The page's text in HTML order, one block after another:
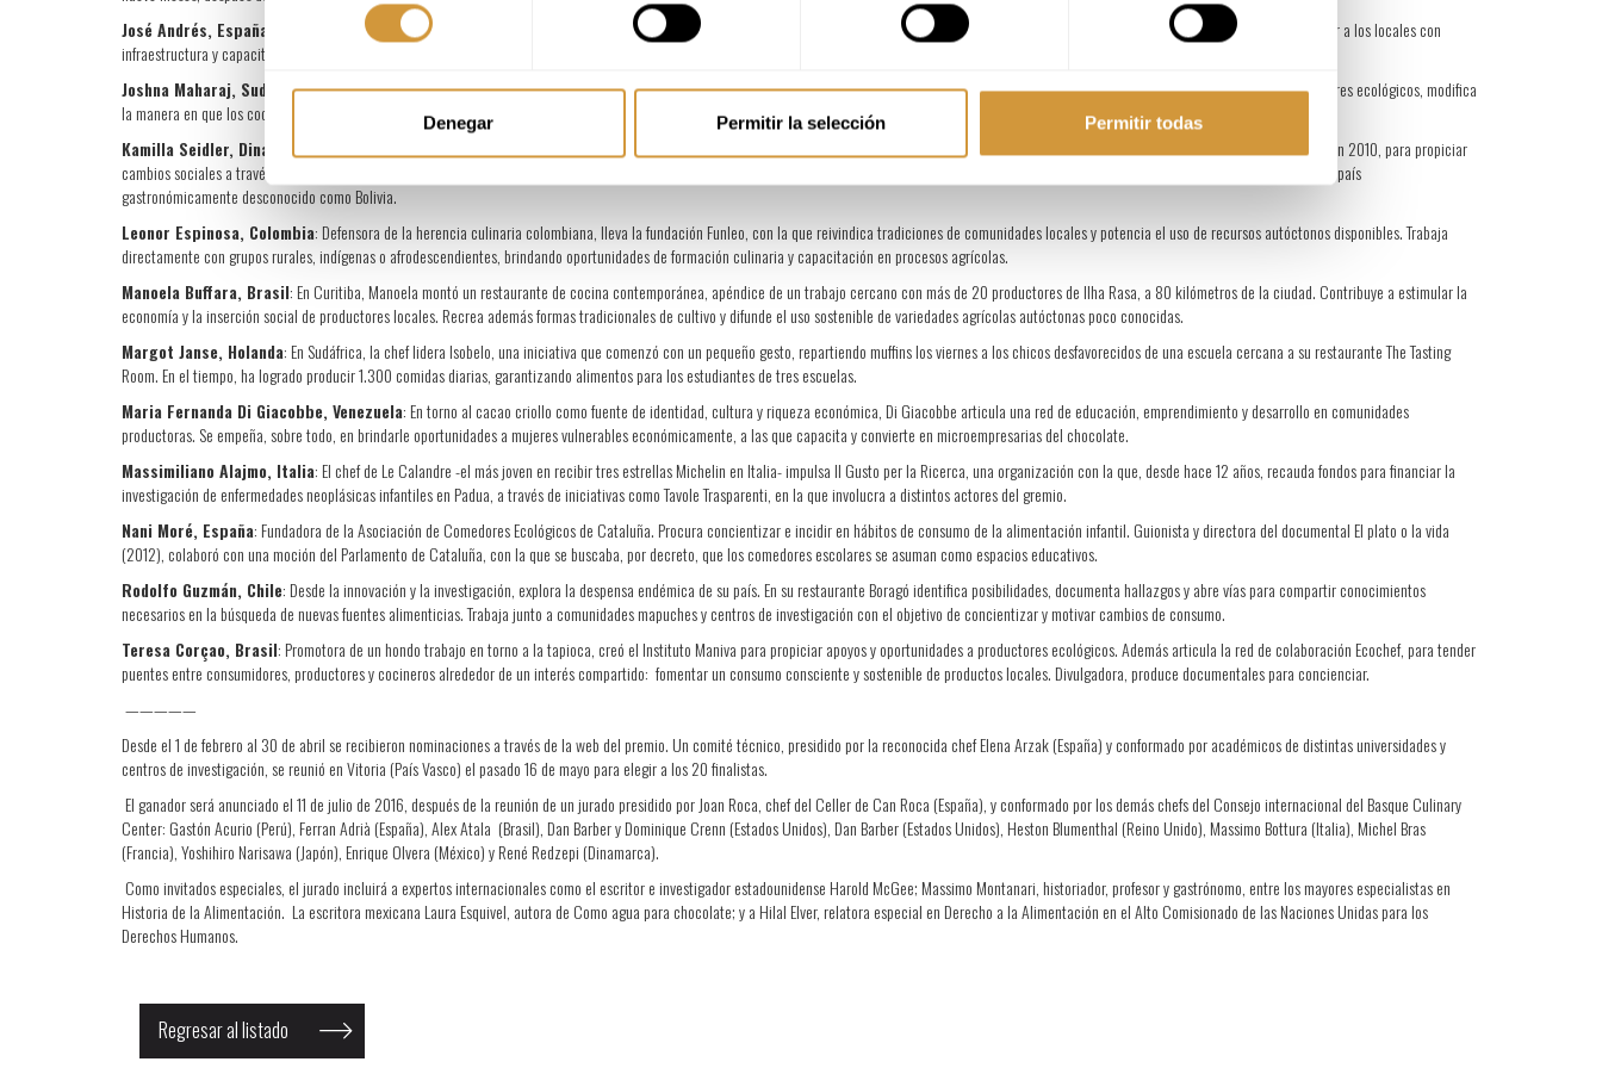
consentimiento
Denegar Permitir la selección Permitir todas
José Andrés, España/Estados Unidos
: Después de que el terremoto impactara en Haití, 2010, José Andrés lanzó World Central Kitchen, aprovechando la experiencia de su red de cocineros para apoyar a los locales con
infraestructura y capacitación para atender temas alimenticios y sanitarios en escuelas, además de organizar talleres para potenciar el nivel de quienes trabajan en la restauración.
Joshna Maharaj, Sudáfrica/Canadá: Activista abocada a la alimentación en hospitales, trabaja en el rediseño de sistemas que puedan asegurarle mejores comidas a los pacientes. Involucra a proveedores ecológicos, modifica
la manera en que los cocineros asumen su oficio en las clínicas y cambia los códigos de servicio promoviendo cambios en las políticas públicas del sector.
Kamilla Seidler, Dinamarca y Michelangelo Cestari, Venezuela
: Conforman el tandem elegido por Claus Mayer para llevar hasta La Paz a su organización Melting Pot, la cual creó en Dinamarca, en 2010, para propiciar
cambios sociales a través de la gastronomía. Abrieron Gustu, un restaurante escuela con el que forman a pequeños grupos de jóvenes excluidos socialmente; a la vez que exploran y difunden la riqueza de un país
gastronómicamente desconocido como Bolivia.
Leonor Espinosa, Colombia: Defensora de la herencia culinaria colombiana, lleva la fundación Funleo, con la que reivindica tradiciones de comunidades locales y potencia el uso de recursos autóctonos disponibles. Trabaja
directamente con grupos rurales, indígenas o afrodescendientes, brindando oportunidades de formación culinaria y capacitación en procesos agrícolas.
Manoela Buffara, Brasil: En Curitiba, Manoela montó un restaurante de cocina contemporánea, apéndice de un trabajo cercano con más de 20 productores de Ilha Rasa, a 80 kilómetros de la ciudad. Contribuye a estimular la
economía y la inserción social de productores locales. Recrea además formas tradicionales de cultivo y difunde el uso sostenible de variedades agrícolas autóctonas poco conocidas.
Margot Janse, Holanda: En Sudáfrica, la chef lidera Isobelo, una iniciativa que comenzó con un pequeño gesto, repartiendo muffins los viernes a los chicos desfavorecidos de una escuela cercana a su restaurante The Tasting
Room. En el tiempo, ha logrado producir 1.300 comidas diarias, garantizando alimentos para los estudiantes de tres escuelas.
Maria Fernanda Di Giacobbe, Venezuela: En torno al cacao criollo como fuente de identidad, cultura y riqueza económica, Di Giacobbe articula una red de educación, emprendimiento y desarrollo en comunidades
productoras. Se empeña, sobre todo, en brindarle oportunidades a mujeres vulnerables económicamente, a las que capacita y convierte en microempresarias del chocolate.
Massimiliano Alajmo, Italia: El chef de Le Calandre -el más joven en recibir tres estrellas Michelin en Italia- impulsa Il Gusto per la Ricerca, una organización con la que, desde hace 12 años, recauda fondos para financiar la
investigación de enfermedades neoplásicas infantiles en Padua, a través de iniciativas como Tavole Trasparenti, en la que involucra a distintos actores del gremio.
Nani Moré, España: Fundadora de la Asociación de Comedores Ecológicos de Cataluña. Procura concientizar e incidir en hábitos de consumo de la alimentación infantil. Guionista y directora del documental El plato o la vida
(2012), colaboró con una moción del Parlamento de Cataluña, con la que se buscaba, por decreto, que los comedores escolares se asuman como espacios educativos.
Rodolfo Guzmán, Chile: Desde la innovación y la investigación, explora la despensa endémica de su país. En su restaurante Boragó identifica posibilidades, documenta hallazgos y abre vías para compartir conocimientos
necesarios en la búsqueda de nuevas fuentes alimenticias. Trabaja junto a comunidades mapuches y centros de investigación con el objetivo de concientizar y motivar cambios de consumo.
Teresa Corçao, Brasil: Promotora de un hondo trabajo en torno a la tapioca, creó el Instituto Maniva para propiciar apoyos y oportunidades a productores ecológicos. Además articula la red de colaboración Ecochef, para tender
puentes entre consumidores, productores y cocineros alrededor de un interés compartido: fomentar un consumo consciente y sostenible de productos locales. Divulgadora, produce documentales para concienciar.
—————
Desde el 1 de febrero al 30 de abril se recibieron nominaciones a través de la web del premio. Un comité técnico, presidido por la reconocida chef Elena Arzak (España) y conformado por académicos de distintas universidades y
centros de investigación, se reunió en Vitoria (País Vasco) el pasado 16 de mayo para elegir a los 20 finalistas.
El ganador será anunciado el 11 de julio de 2016, después de la reunión de un jurado presidido por Joan Roca, chef del Celler de Can Roca (España), y conformado por los demás chefs del Consejo internacional del Basque Culinary
Center: Gastón Acurio (Perú), Ferran Adrià (España), Alex Atala (Brasil), Dan Barber y Dominique Crenn (Estados Unidos), Dan Barber (Estados Unidos), Heston Blumenthal (Reino Unido), Massimo Bottura (Italia), Michel Bras
(Francia), Yoshihiro Narisawa (Japón), Enrique Olvera (México) y René Redzepi (Dinamarca).
Como invitados especiales, el jurado incluirá a expertos internacionales como el escritor e investigador estadounidense Harold McGee; Massimo Montanari, historiador, profesor y gastrónomo, entre los mayores especialistas en
Historia de la Alimentación. La escritora mexicana Laura Esquivel, autora de Como agua para chocolate; y a Hilal Elver, relatora especial en Derecho a la Alimentación en el Alto Comisionado de las Naciones Unidas para los
Derechos Humanos.
Regresar al listado